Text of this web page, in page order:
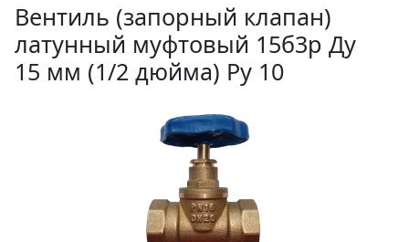
Вентиль (запорный клапан)
латунный муфтовый 15б3р Ду
15 мм (1/2 дюйма) Ру 10